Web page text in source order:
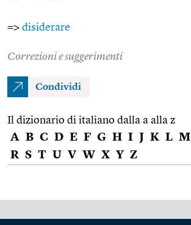
=> disiderare
Correzioni e suggerimenti
Condividi
Il dizionario di italiano dalla a alla z
A B C D E F G H I J K L M
R S T U V W X Y Z